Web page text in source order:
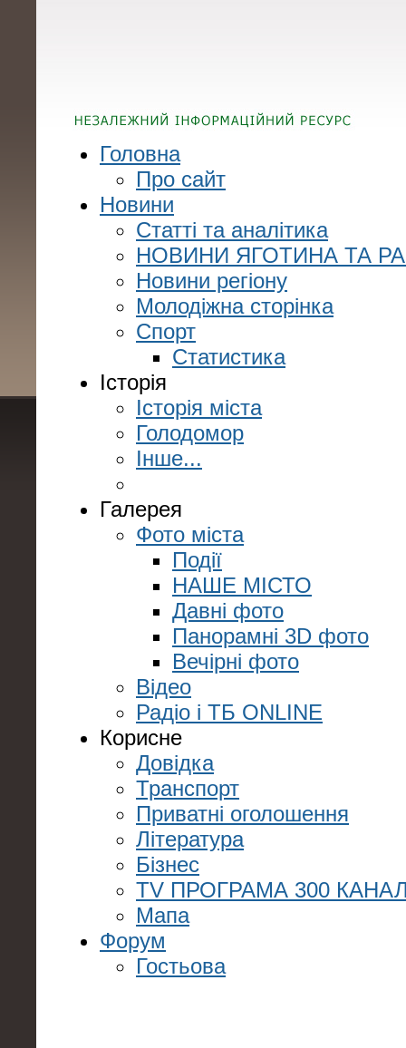
Головна
Про сайт
Новини
Статті та аналітика
НОВИНИ ЯГОТИНА ТА
Новини регіону
Молодіжна сторінка
Спорт
Статистика
Історія
Історія міста
Голодомор
Інше...
Галерея
Фото міста
Події
НАШЕ МІСТО
Давні фото
Панорамні 3D фото
Вечірні фото
Відео
Радіо і ТБ ONLINE
Корисне
Довідка
Транспорт
Приватні оголошення
Література
Бізнес
TV ПРОГРАМА 300
Мапа
Форум
Гостьова